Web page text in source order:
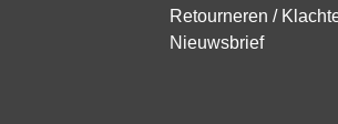
Retourneren /
Nieuwsbrief